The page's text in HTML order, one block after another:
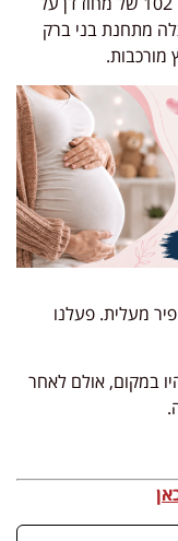
מתחנת בני ברק
מורכבות.
מעלית. פעלנו
במקום, אולם לאחר